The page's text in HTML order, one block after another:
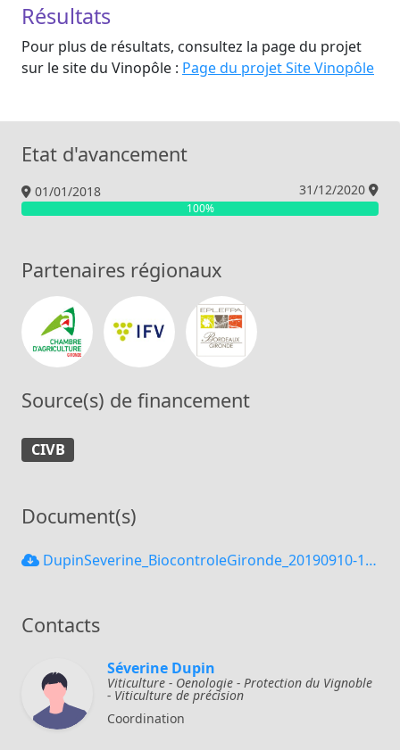
Résultats
Pour plus de résultats, consultez la page du projet
sur le site du Vinopôle : Page du projet Site Vinopôle
Etat d'avancement
01/01/2018 31/12/2020
100%
Partenaires régionaux
Chambre d’Agriculture de la Gironde
IFV – Institut Français de la
Source(s) de financement
CIVB
Document(s)
DupinSeverine_BiocontroleGironde_20190910-1.pdf
Contacts
Séverine Dupin
Viticulture - Oenologie - Protection du Vignoble
- Viticulture de précision
Coordination